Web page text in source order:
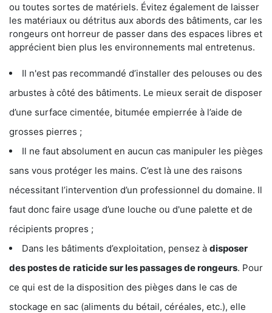
ou toutes sortes de matériels. Évitez également de laisser
les matériaux ou détritus aux abords des bâtiments, car les
rongeurs ont horreur de passer dans des espaces libres et
apprécient bien plus les environnements mal entretenus.
Il n'est pas recommandé d’installer des pelouses ou des
arbustes à côté des bâtiments. Le mieux serait de disposer
d’une surface cimentée, bitumée empierrée à l’aide de
grosses pierres ;
Il ne faut absolument en aucun cas manipuler les pièges
sans vous protéger les mains. C’est là une des raisons
nécessitant l’intervention d’un professionnel du domaine. Il
faut donc faire usage d’une louche ou d'une palette et de
récipients propres ;
Dans les bâtiments d’exploitation, pensez à disposer
des postes de raticide sur les passages de rongeurs. Pour
ce qui est de la disposition des pièges dans le cas de
stockage en sac (aliments du bétail, céréales, etc.), elle